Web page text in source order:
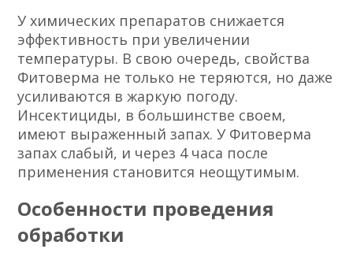
У химических препаратов снижается
эффективность при увеличении
температуры. В свою очередь, свойства
Фитоверма не только не теряются, но даже
усиливаются в жаркую погоду.
Инсектициды, в большинстве своем,
имеют выраженный запах. У Фитоверма
запах слабый, и через 4 часа после
применения становится неощутимым.
Особенности проведения
обработки